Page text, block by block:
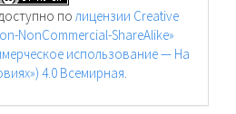
по лицензии Creative
NonCommercial-ShareAlike»
использование — На
4.0 Всемирная